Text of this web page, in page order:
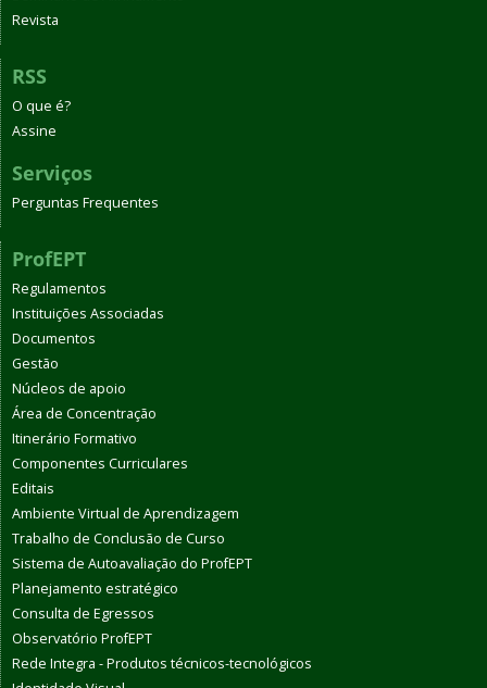
Revista
RSS
O que é?
Assine
Serviços
Perguntas Frequentes
ProfEPT
Regulamentos
Instituições Associadas
Documentos
Gestão
Núcleos de apoio
Área de Concentração
Itinerário Formativo
Componentes Curriculares
Editais
Ambiente Virtual de Aprendizagem
Trabalho de Conclusão de Curso
Sistema de Autoavaliação do ProfEPT
Planejamento estratégico
Consulta de Egressos
Observatório ProfEPT
Rede Integra - Produtos técnicos-tecnológicos